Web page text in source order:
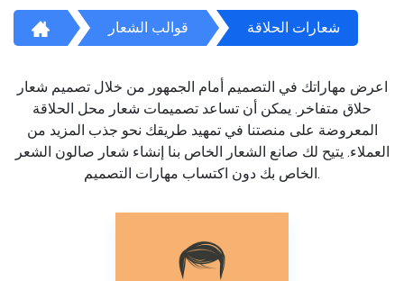
قوالب الشعار شعارات الحلاقة
اعرض مهاراتك في التصميم أمام الجمهور من خلال تصميم شعار
حلاق متفاخر. يمكن أن تساعد تصميمات شعار محل الحلاقة
المعروضة على منصتنا في تمهيد طريقك نحو جذب المزيد من
العملاء. يتيح لك صانع الشعار الخاص بنا إنشاء شعار صالون الشعر
الخاص بك دون اكتساب مهارات التصميم.